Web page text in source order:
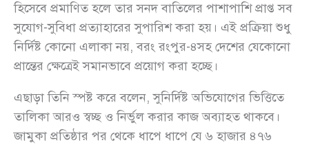
হিসেবে প্রমাণিত হলে তার সনদ বাতিলের পাশাপাশি প্রাপ্ত সব
সুযোগ-সুবিধা প্রত্যাহারের সুপারিশ করা হয়। এই প্রক্রিয়া শুধু
নির্দিষ্ট কোনো এলাকা নয়, বরং রংপুর-৪সহ দেশের যেকোনো
প্রান্তের ক্ষেত্রেই সমানভাবে প্রয়োগ করা হচ্ছে।
এছাড়া তিনি স্পষ্ট করে বলেন, সুনির্দিষ্ট অভিযোগের ভিত্তিতে
তালিকা আরও স্বচ্ছ ও নির্ভুল করার কাজ অব্যাহত থাকবে।
জামুকা প্রতিষ্ঠার পর থেকে ধাপে ধাপে যে ৬ হাজার ৪৭৬